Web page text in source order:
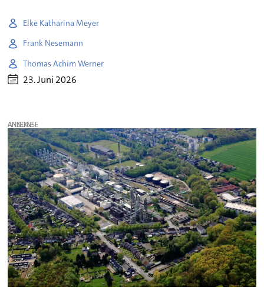
Elke Katharina Meyer
Frank Nesemann
Thomas Achim Werner
23. Juni 2026
ANZEIGE